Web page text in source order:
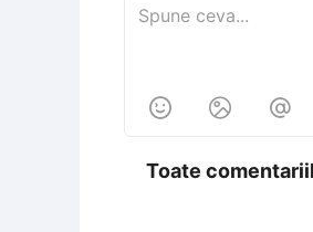
  
Toate